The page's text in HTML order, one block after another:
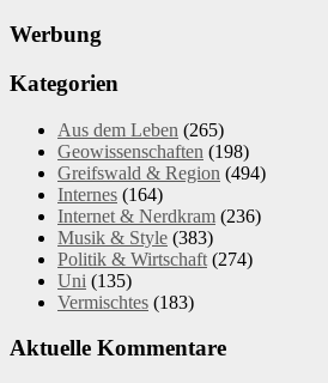
Werbung
Kategorien
Aus dem Leben (265)
Geowissenschaften (198)
Greifswald & Region (494)
Internes (164)
Internet & Nerdkram (236)
Musik & Style (383)
Politik & Wirtschaft (274)
Uni (135)
Vermischtes (183)
Aktuelle Kommentare